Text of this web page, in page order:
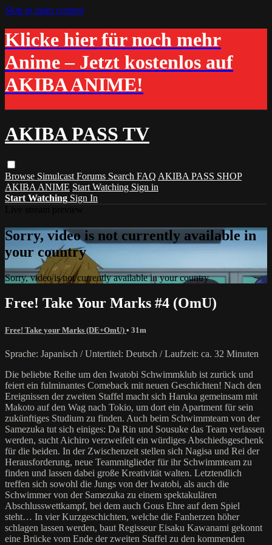
Skip to main content
Klicke hier für noch mehr
Anime – Jetzt kostenlos auf
AKIBA ANIME!
AKIBA PASS TV
Browse Simulcast Forums Search FAQ AKIBA PASS SHOP
AKIBA ANIME Start Watching Sign in
Start Watching Sign In
Sorry, video is not currently available in
your country
Sorry, video is not currently available in your country
Free! Take Your Marks #4 (OmU)
Free! Take your Marks (DE+OmU) • 31m
Sprache: Japanisch / Untertitel: Deutsch / Laufzeit: ca. 32 Minuten
Die beliebte Reihe um den Iwatobi Schwimmklub ist zurück und
feiert ein fulminantes Comeback mit neuen Geschichten! Nach den
Ereignissen der zweiten Staffel macht sich Haruka gemeinsam mit
Makoto auf den Wag nach Tokio, um dort ein Apartment für sein
zukünftiges Studium zu finden. Auch beim Schwimmteam von der
Samezuka tut sich einiges: Da Rin und Sousuke das Team verlassen
werden, sucht Aichiro verzweifelt ein würdiges Abschiedsgeschenk
für die beiden. In der Zwischenzeit stellen sich Nagisa und Rei der
Herausforderung, neue Teammitglieder für ihr Schwimmteam zu
finden und lassen dabei große Kreativität walten. Letztendlich
treffen sich sowohl die Jungs von der Iwatobi, als auch die
Schwimmer von der Samezuka zu einem spektakulären
Abschlusswettkampf, bei dem auch Gous Ehre auf dem Spiel
steht… In vier Kurzgeschichten, welche die Fanherzen höher
schlagen lassen werden, baut Regisseur Eisaku Kawanami gekonnt
eine Brücke vom Ende der zweiten Staffel zu den kommenden